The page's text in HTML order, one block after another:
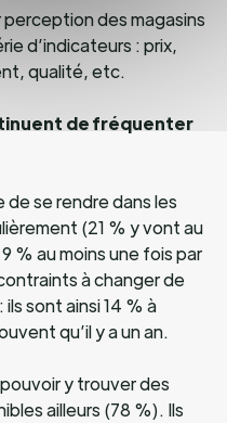
des magasins
d’indicateurs : prix,
qualité, etc.
de fréquenter
de se rendre dans les
(21 % y vont au
% au moins une fois par
à changer de
sont ainsi 14 % à
qu’il y a un an.
y trouver des
ailleurs (78 %). Ils